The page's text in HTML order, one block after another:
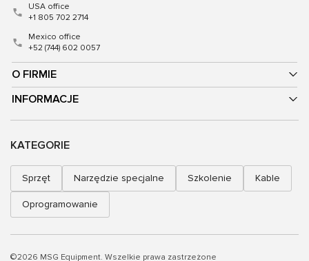
O FIRMIE
INFORMACJE
USA office
+1 805 702 2714
Mexico office
+52 (744) 602 0057
KATEGORIE
Sprzęt Narzędzie specjalne Szkolenie Kable
Oprogramowanie
©2026 MSG Equipment. Wszelkie prawa zastrzeżone